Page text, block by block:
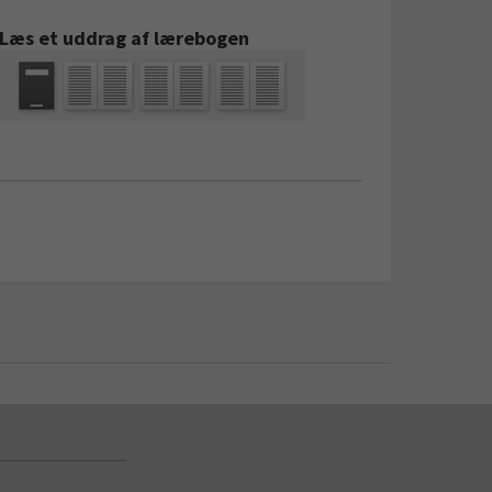
Læs et uddrag af lærebogen